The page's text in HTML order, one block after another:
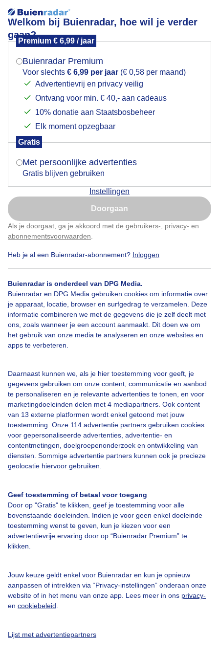
Welkom bij Buienradar, hoe wil je verder
gaan?
Premium € 6,99 / jaar
Buienradar Premium
Voor slechts € 6,99 per jaar (€ 0,58 per maand)
Advertentievrij en privacy veilig
Ontvang voor min. € 40,- aan cadeaus
10% donatie aan Staatsbosbeheer
Elk moment opzegbaar
Gratis
Met persoonlijke advertenties
Gratis blijven gebruiken
Instellingen
Doorgaan
Als je doorgaat, ga je akkoord met de gebruikers- privacy- en
abonnementsvoorwaarden
Heb je al een Buienradar-abonnement? Inloggen
Buienradar is onderdeel van DPG Media.
Buienradar en DPG Media gebruiken cookies om informatie over
je apparaat, locatie, browser en surfgedrag te verzamelen. Deze
informatie combineren we met de gegevens die je zelf deelt met
ons, zoals wanneer je een account aanmaakt. Dit doen we om
het gebruik van onze media te analyseren en onze websites en
apps te verbeteren.
Daarnaast kunnen we, als je hier toestemming voor geeft, je
gegevens gebruiken om onze content, communicatie en aanbod
te personaliseren en je relevante advertenties te tonen, en voor
marketingdoeleinden delen met 4 mediapartners. Ook content
van 13 externe platformen wordt enkel getoond met jouw
toestemming. Onze 114 advertentie partners gebruiken cookies
voor gepersonaliseerde advertenties, advertentie- en
contentmetingen, doelgroepenonderzoek en ontwikkeling van
diensten. Sommige advertentie partners kunnen ook je precieze
geolocatie hiervoor gebruiken.
Geef toestemming of betaal voor toegang
Door op "Gratis" te klikken, geef je toestemming voor alle
bovenstaande doeleinden. Indien je voor geen enkel doeleinde
toestemming wenst te geven, kun je kiezen voor een
advertentievrije ervaring door op “Buienradar Premium” te
klikken.
Jouw keuze geldt enkel voor Buienradar en kun je opnieuw
aanpassen of intrekken via “Privacy-instellingen” onderaan onze
website of in het menu van onze app. Lees meer in ons privacy-
en cookiebeleid
Lijst met advertentiepartners
windstil
dus een mooi spiegeltje in Katwijk aan de Rijn
Door: Gieny Westra Gemaakt: 16-11-2025, 45x bekeken
Herfst Regen
Bekijk slideshow
Over Buienradar
Bedrijfsgegevens
Contact
Toegankelijkheid
Gebruikersvoorwaarden
Adverteren
Privacy beleid
Cookie beleid
Privacy instellingen
Mogen we je locatie gebruiken voor het
Indien je hier nog geen akkoord op hebt gegeven,
verschijnt er zo een pop-up uit je browser waarin
Is goed, toon de popup
Nu niet, misschien later
Klik hierom dit aan te passen